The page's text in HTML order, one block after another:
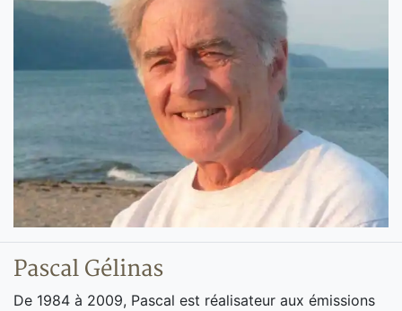
Pascal Gélinas
De 1984 à 2009, Pascal est réalisateur aux émissions